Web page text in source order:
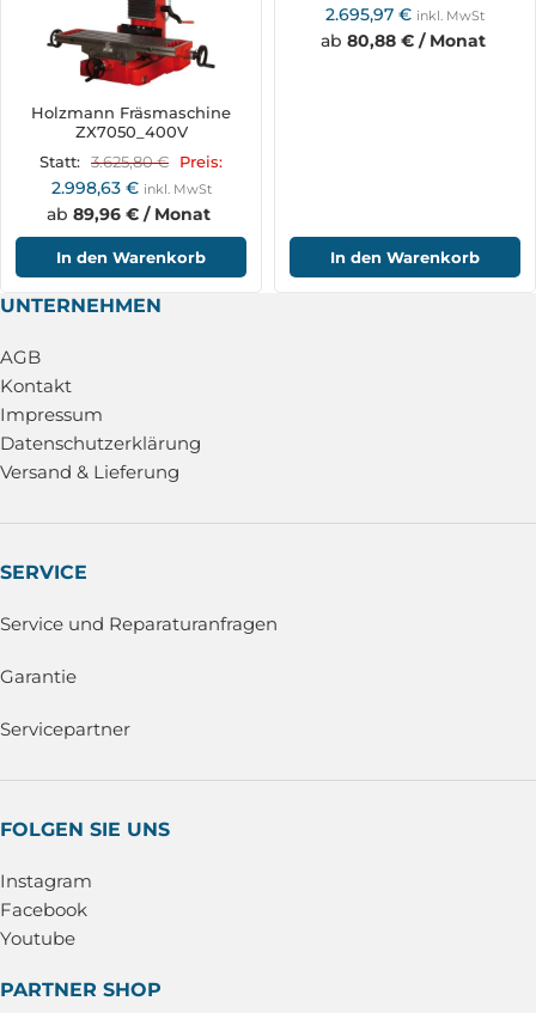
Holzmann Fräsmaschine
ZX7050_400V
Statt: 3.625,80€ Preis:
2.998,63 € inkl. MwSt
ab 89,96 € / Monat
In den Warenkorb
2.695,97 € inkl. MwSt
ab 80,88 € / Monat
In den Warenkorb
UNTERNEHMEN
AGB
Kontakt
Impressum
Datenschutzerklärung
Versand & Lieferung
SERVICE
Service und Reparaturanfragen
Garantie
Servicepartner
FOLGEN SIE UNS
Instagram
Facebook
Youtube
PARTNER SHOP